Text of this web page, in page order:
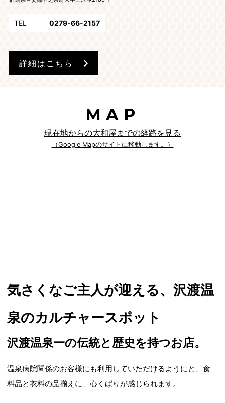
TEL 0279-66-2157
詳細はこちら
MAP
現在地からの大和屋までの経路を見る
（Google Mapのサイトに移動します。）
気さくなご主人が迎える、沢渡温
泉のカルチャースポット
沢渡温泉一の伝統と歴史を持つお店。
温泉病院関係のお客様にも利用していただけるようにと、食
料品と衣料の品揃えに、心くばりが感じられます。